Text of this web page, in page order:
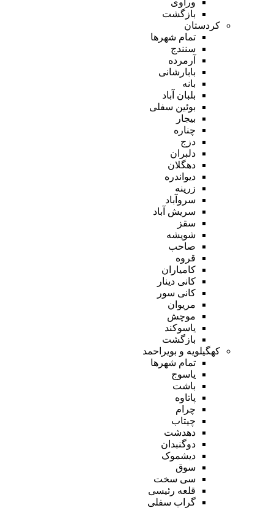
بازگشت
کردستان
تمام شهر‌ها
سنندج
آرمرده
بابارشانی
بانه
بلبان آباد
بوئین سفلی
بیجار
چناره
دزج
دلبران
دهگلان
دیواندره
زرینه
سروآباد
سریش آباد
سقز
شویشه
صاحب
قروه
کامیاران
کانی دینار
کانی سور
مریوان
موچش
یاسوکند
بازگشت
کهگیلویه و بویراحمد
تمام شهر‌ها
یاسوج
باشت
پاتاوه
چرام
چیتاب
دهدشت
دوگنبدان
دیشموک
سوق
سی سخت
قلعه رئیسی
گراب سفلی